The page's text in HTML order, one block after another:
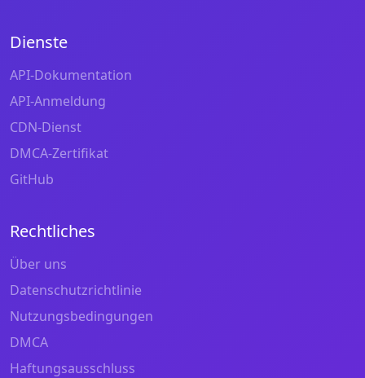
Dienste
API-Dokumentation
API-Anmeldung
CDN-Dienst
DMCA-Zertifikat
GitHub
Rechtliches
Über uns
Datenschutzrichtlinie
Nutzungsbedingungen
DMCA
Haftungsausschluss